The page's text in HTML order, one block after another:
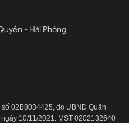
- Hải Phòng
02B8034425, do UBND Quận
10/11/2021. MST 0202132640